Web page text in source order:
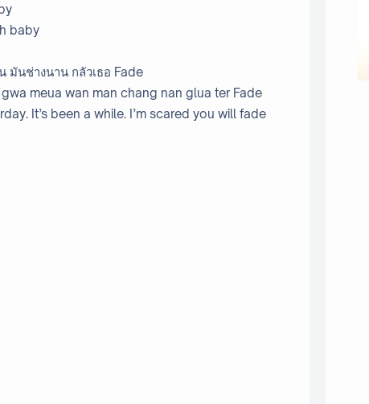
baby
มันช่างนาน กลัวเธอ Fade
meua wan man chang nan glua ter Fade
It’s been a while. I’m scared you will fade